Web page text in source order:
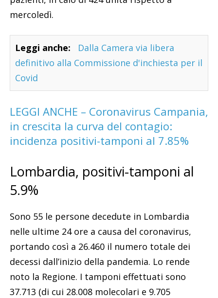
mercoledì.
Leggi anche:
Dalla Camera via libera
definitivo alla Commissione d'inchiesta per il
Covid
LEGGI ANCHE – Coronavirus Campania,
in crescita la curva del contagio:
incidenza positivi-tamponi al 7.85%
Lombardia, positivi-tamponi al
5.9%
Sono 55 le persone decedute in Lombardia
nelle ultime 24 ore a causa del coronavirus,
portando così a 26.460 il numero totale dei
decessi dall’inizio della pandemia. Lo rende
noto la Regione. I tamponi effettuati sono
37.713 (di cui 28.008 molecolari e 9.705